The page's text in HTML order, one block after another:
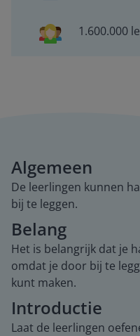
1.600.000
Algemeen
De leerlingen kunnen
bij te leggen.
Belang
Het is belangrijk dat je
omdat je door bij te
kunt maken.
Introductie
Laat de leerlingen